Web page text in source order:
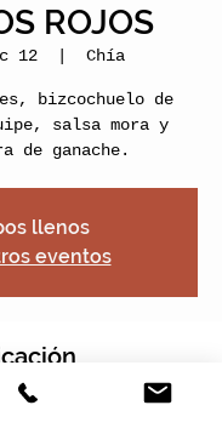
ROJOS
12 Chía
bizcochuelo de
salsa mora y
de ganache.
llenos
eventos
PM – 7:00 PM